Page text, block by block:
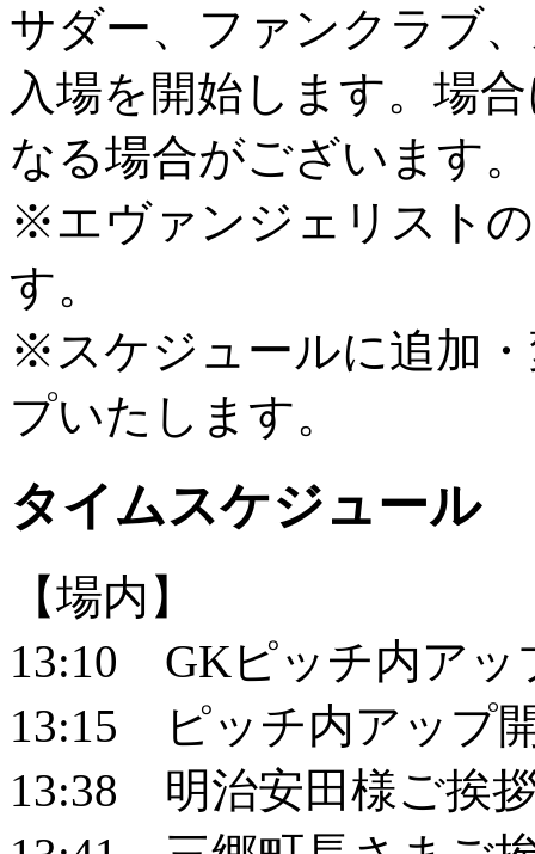
サダー、ファンクラブ
入場を開始します。場
なる場合がございます。
※エヴァンジェリスト
す。
※スケジュールに追加
プいたします。
タイムスケジュール
【場内】
13:10 GKピッチ内アッ
13:15 ピッチ内アップ
13:38 明治安田様ご挨